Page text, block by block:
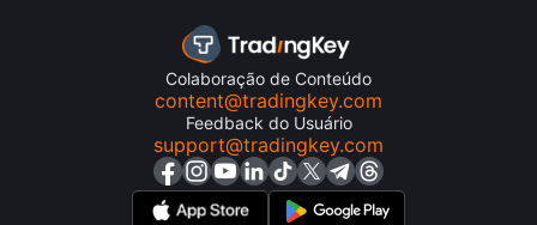
Colaboração de Conteúdo
content@tradingkey.com
Feedback do Usuário
support@tradingkey.com